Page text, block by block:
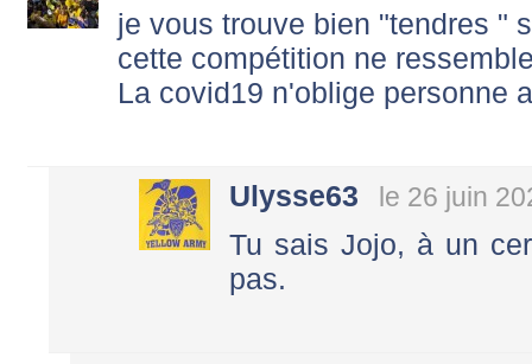
je vous trouve bien "tendres "
cette compétition ne
La covid19 n'oblige personne
Ulysse63 le 26 juin
Tu sais Jojo, à un
pas.